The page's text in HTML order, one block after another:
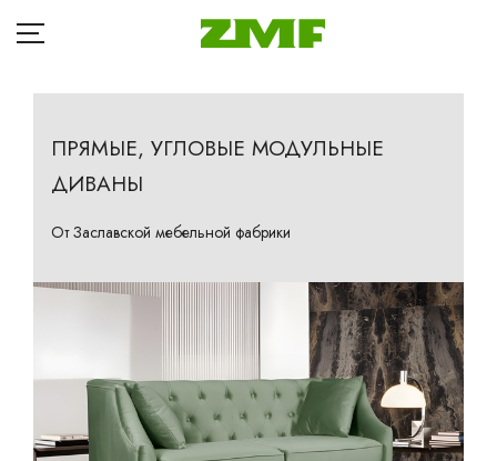
ГЛАВНАЯ
КАТАЛОГ
БЛОГ
ДОСТАВКА
РАССРОЧКА
ПРЯМЫЕ, УГЛОВЫЕ МОДУЛЬНЫЕ
ДИВАНЫ
От Заславской мебельной фабрики